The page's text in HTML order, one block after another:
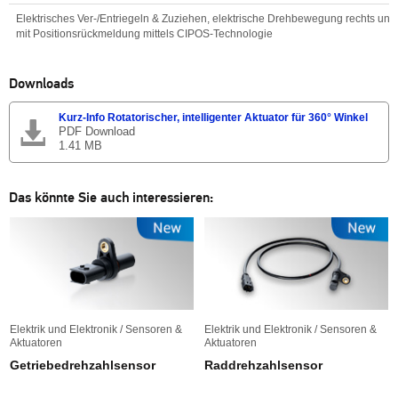
Lebensdauer
Typ. 250.000 Zyklen
(1 Zyklus = 90° Winkel auf – zu –
Programmübersicht
mit Positionsrückmeldung mittels CIPOS-Technologie
Elektrisches Ver-/Entriegeln & Zuziehen, elektrische Drehbewegung rechts
mit Positionsrückmeldung mittels CIPOS-Technologie
Kurz-Info Rotatorischer, intelligenter Aktuator für 360° Winkel
PDF Download
1.41 MB